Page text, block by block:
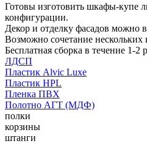
Готовы изготовить шкафы-купе
конфигурации.
Декор и отделку фасадов можно
Возможно сочетание нескольких
Бесплатная сборка в течение 1-2
ЛДСП
Пластик Alvic Luxe
Пластик HPL
Пленка ПВХ
Полотно АГТ (МДФ)
полки
корзины
штанги